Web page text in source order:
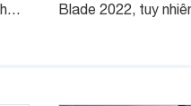
Blade 2022, tuy